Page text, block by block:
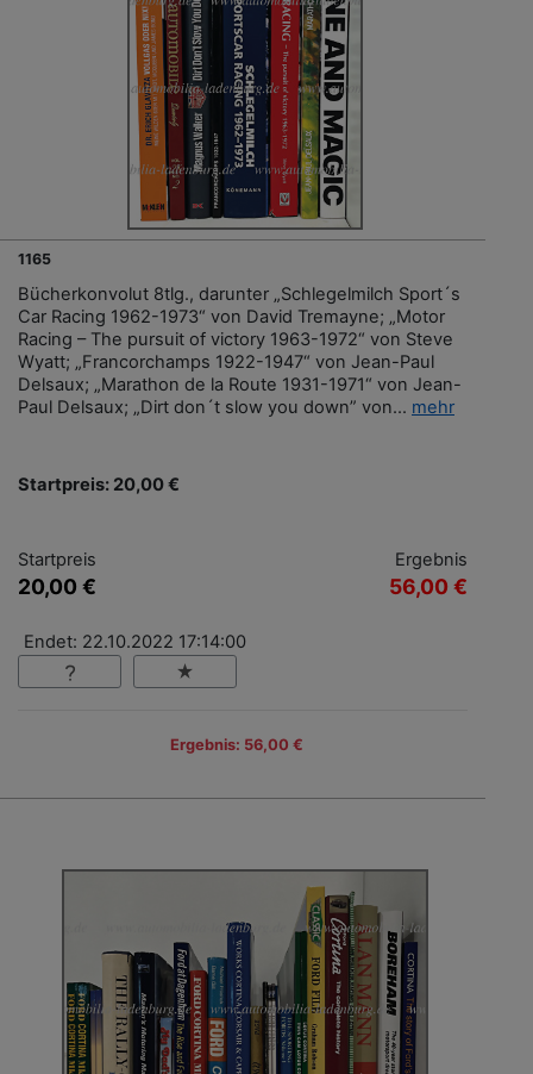
1165
Bücherkonvolut 8tlg., darunter „Schlegelmilch Sport´s
Car Racing 1962-1973“ von David Tremayne; „Motor
Racing – The pursuit of victory 1963-1972“ von Steve
Wyatt; „Francorchamps 1922-1947“ von Jean-Paul
Delsaux; „Marathon de la Route 1931-1971“ von Jean-
Paul Delsaux; „Dirt don´t slow you down” von... mehr
Startpreis: 20,00 €
Startpreis
20,00 €
Ergebnis
56,00 €
Endet: 22.10.2022 17:14:00
Ergebnis: 56,00 €